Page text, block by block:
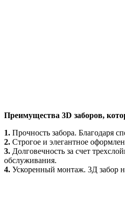
Преимущества 3D заборов,
1. Прочность забора. Благодаря
2. Строгое и элегантное
3. Долговечность за счет
обслуживания.
4. Ускоренный монтаж. 3Д забор